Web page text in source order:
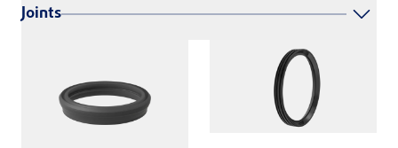
Joints